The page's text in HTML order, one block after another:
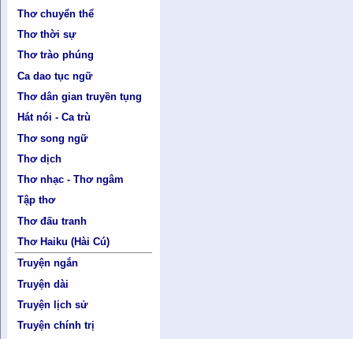
Thơ chuyển thể
Thơ thời sự
Thơ trào phúng
Ca dao tục ngữ
Thơ dân gian truyền tụng
Hát nói - Ca trù
Thơ song ngữ
Thơ dịch
Thơ nhạc - Thơ ngâm
Tập thơ
Thơ đấu tranh
Thơ Haiku (Hài Cú)
Truyện ngắn
Truyện dài
Truyện lịch sử
Truyện chính trị